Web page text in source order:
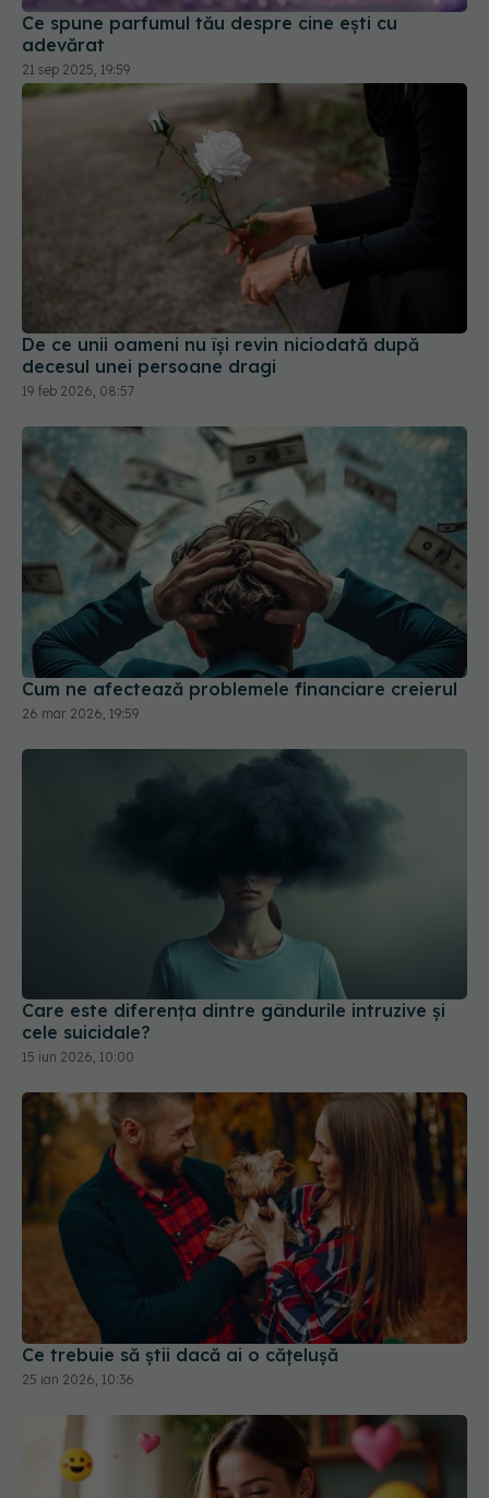
Ce spune parfumul tău despre cine ești cu
adevărat
21 sep 2025, 19:59
De ce unii oameni nu își revin niciodată după
decesul unei persoane dragi
19 feb 2026, 08:57
Cum ne afectează problemele financiare creierul
26 mar 2026, 19:59
Care este diferența dintre gândurile intruzive și
cele suicidale?
15 iun 2026, 10:00
Ce trebuie să știi dacă ai o cățelușă
25 ian 2026, 10:36